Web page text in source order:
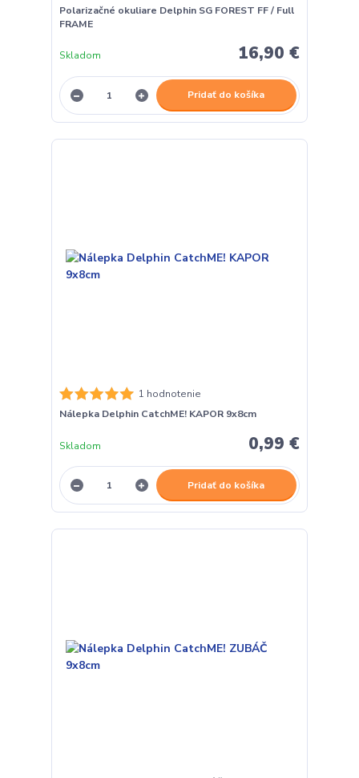
Polarizačné okuliare Delphin SG FOREST FF / Full
FRAME
16,90 €
Skladom
Pridať do košíka
1 hodnotenie
Nálepka Delphin CatchME! KAPOR 9x8cm
0,99 €
Skladom
Pridať do košíka